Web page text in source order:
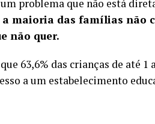
problema que não está
a maioria das famílias não
não quer.
63,6% das crianças de até
a um estabelecimento